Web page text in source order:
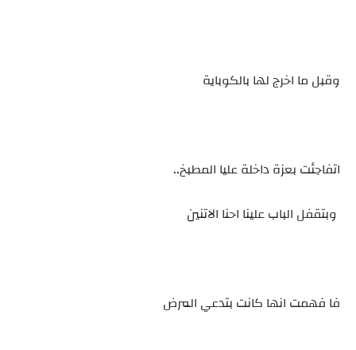
وقبل ما اخرج لها بالكوباية
اتفاجئت بعزة داخلة عليا المطبخ..
وبتقفل الباب علينا احنا الاتنين
فا فهمت انها كانت بتدعي المرض